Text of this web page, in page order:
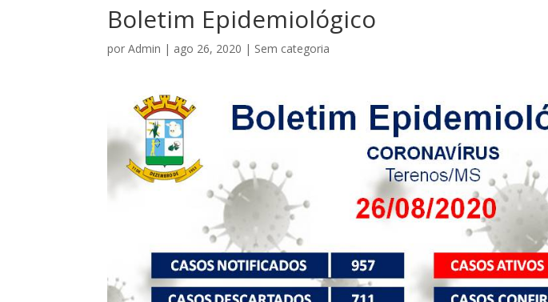
Boletim Epidemiológico
porAdmin | ago 26, 2020 | Sem categoria